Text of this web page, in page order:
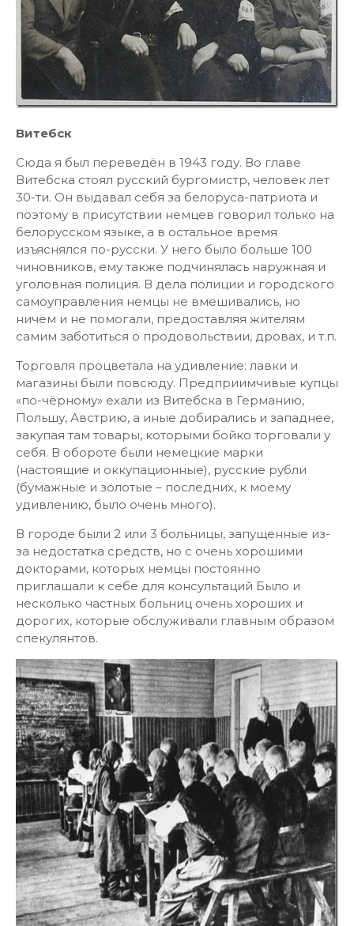
Витебск
Сюда я был переведён в 1943 году. Во главе
Витебска стоял русский бургомистр, человек лет
30-ти. Он выдавал себя за белоруса-патриота и
поэтому в присутствии немцев говорил только на
белорусском языке, а в остальное время
изъяснялся по-русски. У него было больше 100
чиновников, ему также подчинялась наружная и
уголовная полиция. В дела полиции и городского
самоуправления немцы не вмешивались, но
ничем и не помогали, предоставляя жителям
самим заботиться о продовольствии, дровах, и т.п.
Торговля процветала на удивление: лавки и
магазины были повсюду. Предприимчивые купцы
«по-чёрному» ехали из Витебска в Германию,
Польшу, Австрию, а иные добирались и западнее,
закупая там товары, которыми бойко торговали у
себя. В обороте были немецкие марки
(настоящие и оккупационные), русские рубли
(бумажные и золотые – последних, к моему
удивлению, было очень много).
В городе были 2 или 3 больницы, запущенные из-
за недостатка средств, но с очень хорошими
докторами, которых немцы постоянно
приглашали к себе для консультаций Было и
несколько частных больниц очень хороших и
дорогих, которые обслуживали главным образом
спекулянтов.